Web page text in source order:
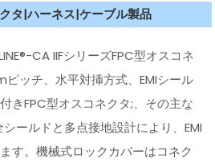
タ|ハーネス|ケーブル製品
CA IIFシリーズFPC型オスコネ
ッチ、水平対挿方式、EMIシール
きFPC型オスコネクタ;、その主な
ールドと多点接地設計により、EMI
す。機械式ロックカバーはコネク